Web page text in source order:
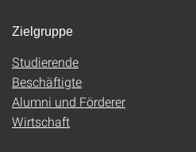
Zielgruppe
Studierende
Beschäftigte
Alumni und Förderer
Wirtschaft